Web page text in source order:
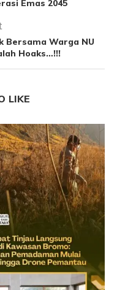
Emas 2045
Bersama Warga NU
Hoaks…!!!
LIKE